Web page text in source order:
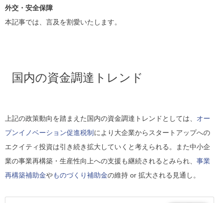
外交・安全保障
本記事では、言及を割愛いたします。
国内の資金調達トレンド
上記の政策動向を踏まえた国内の資金調達トレンドとしては、 オー
プンイノベーション促進税制により大企業からスタートアップへの
エクイティ投資は引き続き拡大していくと考えられる。また中小企
業の事業再構築・生産性向上への支援も継続されるとみられ、 事業
再構築補助金やものづくり補助金の維持 or 拡大される見通し。